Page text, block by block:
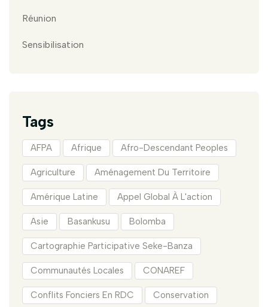
Réunion
Sensibilisation
Tags
AFPA Afrique Afro-Descendant Peoples
Agriculture Aménagement Du Territoire
Amérique Latine Appel Global À L'action
Asie Basankusu Bolomba
Cartographie Participative Seke-Banza
Communautés Locales CONAREF
Conflits Fonciers En RDC Conservation